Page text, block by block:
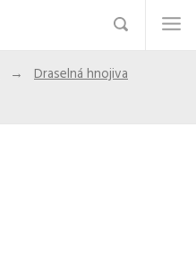
Draselná hnojiva